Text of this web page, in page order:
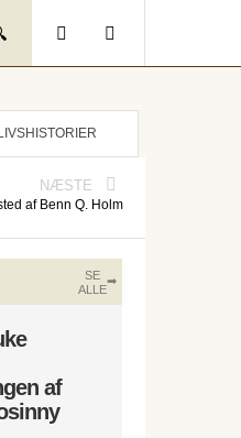
LIVSHISTORIER
NÆSTE
af Benn Q. Holm
SE
ALLE
af